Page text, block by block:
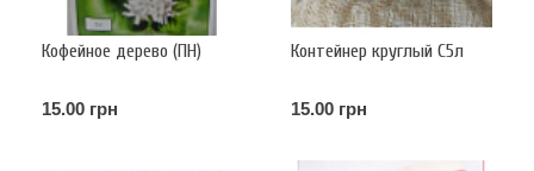
Кофейное дерево (ПН)
15.00 грн
Контейнер круглый С5л
15.00 грн